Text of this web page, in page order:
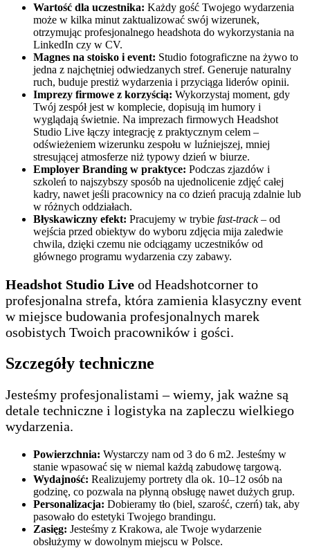
Wartość dla uczestnika: Każdy gość Twojego wydarzenia
może w kilka minut zaktualizować swój wizerunek,
otrzymując profesjonalnego headshota do wykorzystania na
LinkedIn czy w CV.
Magnes na stoisko i event: Studio fotograficzne na żywo to
jedna z najchętniej odwiedzanych stref. Generuje naturalny
ruch, buduje prestiż wydarzenia i przyciąga liderów opinii.
Imprezy firmowe z korzyścią: Wykorzystaj moment, gdy
Twój zespół jest w komplecie, dopisują im humory i
wyglądają świetnie. Na imprezach firmowych Headshot
Studio Live łączy integrację z praktycznym celem –
odświeżeniem wizerunku zespołu w luźniejszej, mniej
stresującej atmosferze niż typowy dzień w biurze.
Employer Branding w praktyce: Podczas zjazdów i
szkoleń to najszybszy sposób na ujednolicenie zdjęć całej
kadry, nawet jeśli pracownicy na co dzień pracują zdalnie lub
w różnych oddziałach.
Błyskawiczny efekt: Pracujemy w trybie fast-track– od
wejścia przed obiektyw do wyboru zdjęcia mija zaledwie
chwila, dzięki czemu nie odciągamy uczestników od
głównego programu wydarzenia czy zabawy.
Headshot Studio Live od Headshotcorner to
profesjonalna strefa, która zamienia klasyczny event
w miejsce budowania profesjonalnych marek
osobistych Twoich pracowników i gości.
Szczegóły techniczne
Jesteśmy profesjonalistami – wiemy, jak ważne są
detale techniczne i logistyka na zapleczu wielkiego
wydarzenia.
Powierzchnia: Wystarczy nam od 3 do 6 m2. Jesteśmy w
stanie wpasować się w niemal każdą zabudowę targową.
Wydajność: Realizujemy portrety dla ok. 10–12 osób na
godzinę, co pozwala na płynną obsługę nawet dużych grup.
Personalizacja: Dobieramy tło (biel, szarość, czerń) tak, aby
pasowało do estetyki Twojego brandingu.
Zasięg: Jesteśmy z Krakowa, ale Twoje wydarzenie
obsłużymy w dowolnym miejscu w Polsce.